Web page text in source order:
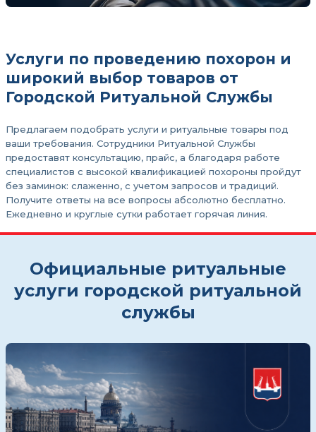
Услуги по проведению похорон и
широкий выбор товаров от
Городской Ритуальной Службы
Предлагаем подобрать услуги и ритуальные товары под
ваши требования. Сотрудники Ритуальной Службы
предоставят консультацию, прайс, а благодаря работе
специалистов с высокой квалификацией похороны пройдут
без заминок: слаженно, с учетом запросов и традиций.
Получите ответы на все вопросы абсолютно бесплатно.
Ежедневно и круглые сутки работает горячая линия.
Официальные ритуальные
услуги городской ритуальной
службы